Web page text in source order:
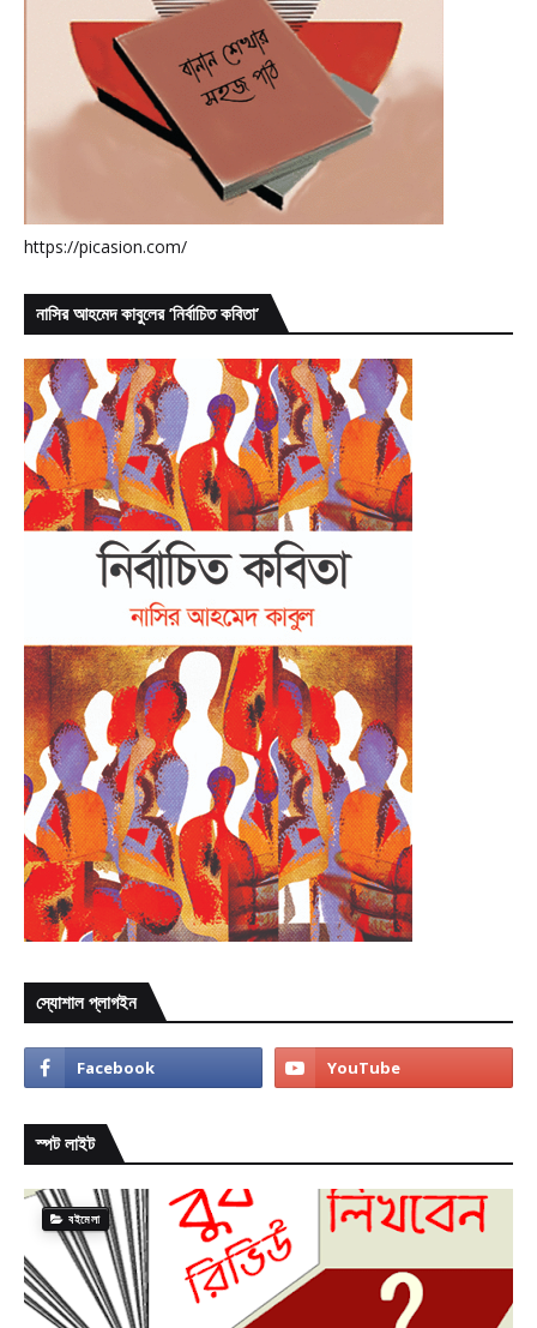
https://picasion.com/
নাসির আহমেদ কাবুলের ’নির্বাচিত কবিতা’
স্যোশাল প্লাগইন
স্পট লাইট
বইমেলা